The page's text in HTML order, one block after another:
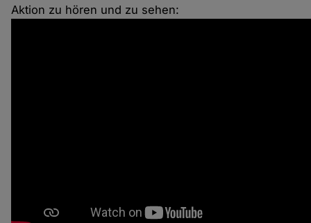
Aktion zu hören und zu sehen: